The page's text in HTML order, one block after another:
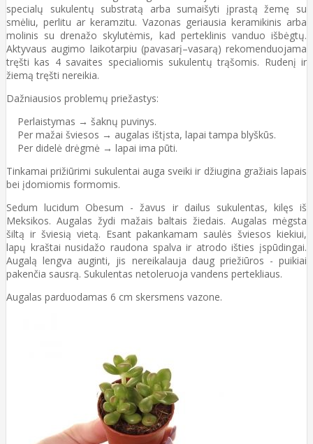
specialų sukulentų substratą arba sumaišyti įprastą žemę su
smėliu, perlitu ar keramzitu. Vazonas geriausia keramikinis arba
molinis su drenažo skylutėmis, kad perteklinis vanduo išbėgtų.
Aktyvaus augimo laikotarpiu (pavasarį–vasarą) rekomenduojama
tręšti kas 4 savaites specialiomis sukulentų trąšomis. Rudenį ir
žiemą tręšti nereikia.
Dažniausios problemų priežastys:
Perlaistymas → šaknų puvinys.
Per mažai šviesos → augalas ištįsta, lapai tampa blyškūs.
Per didelė drėgmė → lapai ima pūti.
Tinkamai prižiūrimi sukulentai auga sveiki ir džiugina gražiais lapais
bei įdomiomis formomis.
Sedum lucidum Obesum - žavus ir dailus sukulentas, kilęs iš
Meksikos. Augalas žydi mažais baltais žiedais. Augalas mėgsta
šiltą ir šviesią vietą. Esant pakankamam saulės šviesos kiekiui,
lapų kraštai nusidažo raudona spalva ir atrodo išties įspūdingai.
Augalą lengva auginti, jis nereikalauja daug priežiūros - puikiai
pakenčia sausrą. Sukulentas netoleruoja vandens pertekliaus.
Augalas parduodamas 6 cm skersmens vazone.